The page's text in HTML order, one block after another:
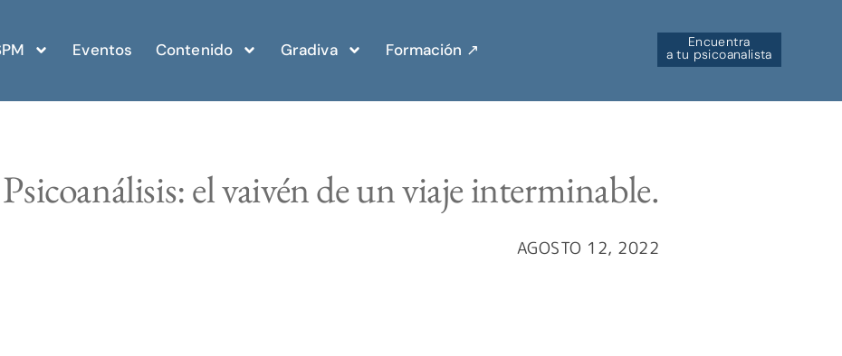
Eventos Contenido Gradiva Formación ↗︎ Encuentra
a tu psicoanalista
el vaivén de un viaje interminable.
AGOSTO 12, 2022